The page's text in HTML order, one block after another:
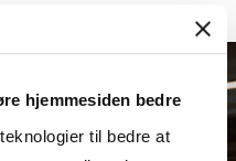
hjemmesiden bedre
til bedre at